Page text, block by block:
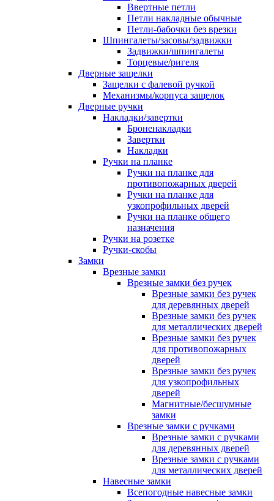
Ввертные петли
Петли накладные обычные
Петли-бабочки без врезки
Шпингалеты/засовы/задвижки
Задвижки/шпингалеты
Торцевые/ригеля
Дверные защелки
Защелки с фалевой ручкой
Механизмы/корпуса защелок
Дверные ручки
Накладки/завертки
Броненакладки
Завертки
Накладки
Ручки на планке
Ручки на планке для
противопожарных дверей
Ручки на планке для
узкопрофильных дверей
Ручки на планке общего
назначения
Ручки на розетке
Ручки-скобы
Замки
Врезные замки
Врезные замки без ручек
Врезные замки без ручек
для деревянных дверей
Врезные замки без ручек
для металлических дверей
Врезные замки без ручек
для противопожарных
дверей
Врезные замки без ручек
для узкопрофильных
дверей
Магнитные/бесшумные
замки
Врезные замки с ручками
Врезные замки с ручками
для деревянных дверей
Врезные замки с ручками
для металлических дверей
Навесные замки
Всепогодные навесные замки